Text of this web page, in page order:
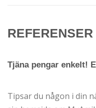
REFERENSER
Tjäna pengar enkelt!
Tipsar du någon i din